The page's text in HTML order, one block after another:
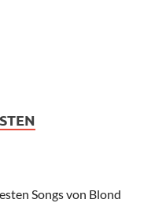
Songs von Blond